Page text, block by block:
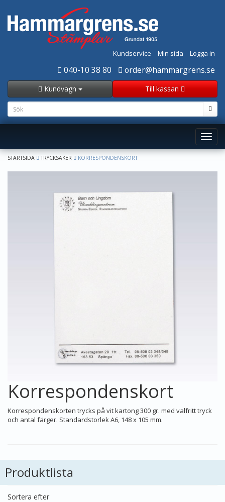
Kundservice Min sida Logga in
040-10 38 80 order@hammargrens.se
Kundvagn Till kassan
STARTSIDA TRYCKSAKER KORRESPONDENSKORT
Korrespondenskort
Korrespondenskorten trycks på vit kartong 300 gr. med valfritt tryck
och antal färger. Standardstorlek A6, 148 x 105 mm.
Produktlista
Sortera efter